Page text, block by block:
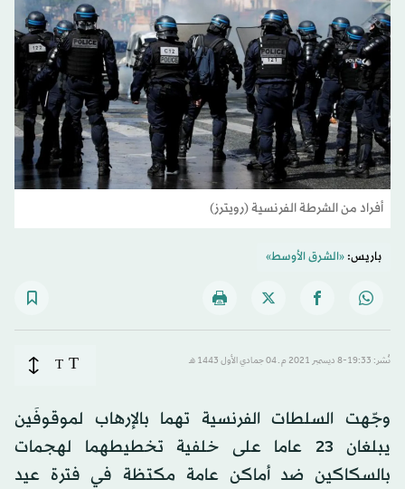
أفراد من الشرطة الفرنسية (رويترز)
باريس:«الشرق الأوسط»
نُشر: 19:33-8 ديسمبر 2021 م ـ 04 جمادي الأول 1443 هـ T
T
وجّهت السلطات الفرنسية تهما بالإرهاب لموقوفَين
يبلغان 23 عاما على خلفية تخطيطهما لهجمات
بالسكاكين ضد أماكن عامة مكتظة في فترة عيد